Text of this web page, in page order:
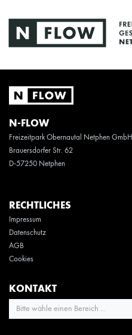
N-FLOW
Freizeitpark Obernautal Netphen GmbH
Brauersdorfer Str. 62
D-57250 Netphen
RECHTLICHES
Impressum
Datenschutz
AGB
Cookies
KONTAKT
Bitte wähle einen Bereich ...